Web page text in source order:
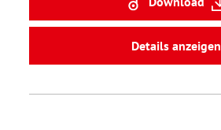
Details anzeigen